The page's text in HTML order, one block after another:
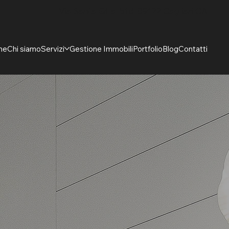
Chi siamoServizi Gestione ImmobiliPortfolioBlogContatti